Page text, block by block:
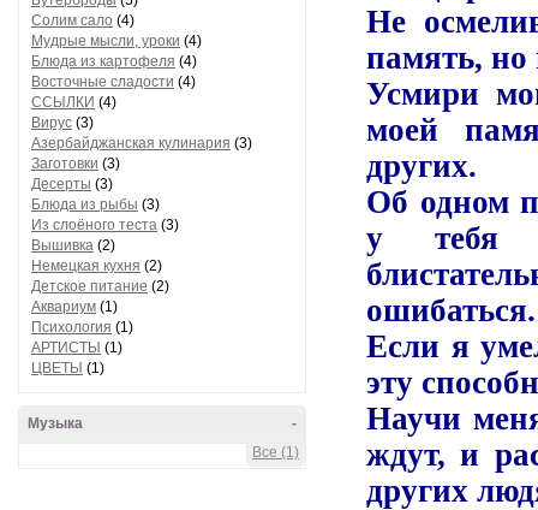
Солим сало (4)
Мудрые мысли, уроки (4)
Блюда из картофеля (4)
Восточные сладости (4)
ССЫЛКИ (4)
Вирус (3)
Азербайджанская кулинария (3)
Заготовки (3)
Десерты (3)
Блюда из рыбы (3)
Из слоёного теста (3)
Вышивка (2)
Немецкая кухня (2)
Детское питание (2)
Аквариум (1)
Психология (1)
АРТИСТЫ (1)
ЦВЕТЫ (1)
-
Музыка
Все (1)
Не
память, но
Усмири
моей
других.
Об одном
у тебя
ошибаться.
Если я
эту
Научи
ждут, и
других